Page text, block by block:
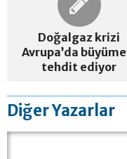
Doğalgaz krizi
Avrupa’da
tehdit ediyor
Diğer Yazarlar